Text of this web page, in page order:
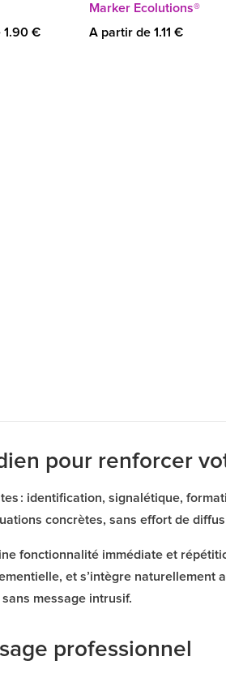
1.90 €
Marker Ecolutions®
A partir de 1.11 €
pour renforcer
: identification, signalétique,
concrètes, sans effort de
fonctionnalité immédiate et
et s’intègre naturellement
message intrusif.
professionnel